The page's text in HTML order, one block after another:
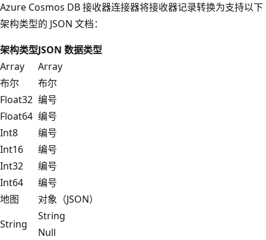
Azure Cosmos DB 接收器连接器将接收器记录转换为支持以下
架构类型的 JSON 文档：
架构类型JSON 数据类型
Array
Array
布尔
布尔
Float32 编号
Float64 编号
Int8
编号
Int16
编号
Int32
编号
Int64
编号
地图
对象（JSON）
String
String
Null